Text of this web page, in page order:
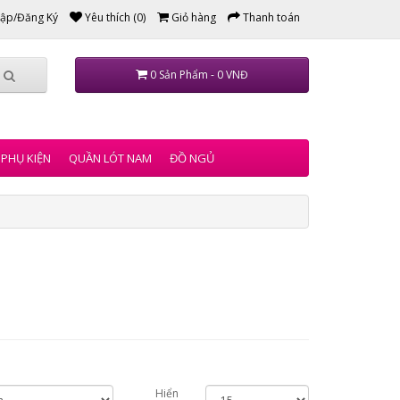
Đăng Ký Yêu thích (0) Giỏ hàng Thanh toán
0 Sản Phẩm - 0 VNĐ
PHỤ KIỆN QUẦN LÓT NAM ĐỒ NGỦ
Hiển